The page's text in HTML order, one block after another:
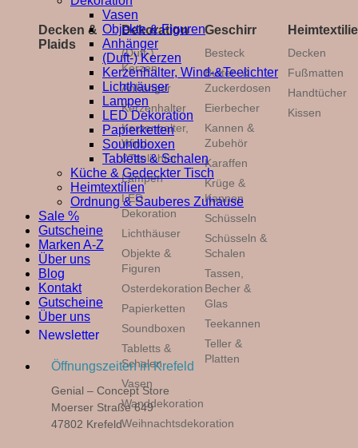
Decken &
Plaids
Dekoration
(Duft-)
Kerzen
Anhänger
Kerzenhalter
Kerzenhalter,
Wind-
&Teelichter
Lampen
LED
Dekoration
Lichthäuser
Objekte &
Figuren
Osterdekoration
Papierketten
Soundboxen
Tabletts &
Schalen
Vasen
Wanddekoration
Weihnachtsdekoration
Geschirr
Besteck
Butter- &
Zuckerdosen
Eierbecher
Kannen &
Zubehör
Karaffen
Krüge &
Kannen
Schüsseln
Schüsseln &
Schalen
Tassen,
Becher &
Glas
Teekannen
Teller &
Platten
Decken
Fußmatten
Handtücher
Kissen
Vasen
Objekte & Figuren
Anhänger
(Duft-) Kerzen
Kerzenhalter, Wind-&Teelichter
Lichthäuser
Lampen
LED Dekoration
Papierketten
Soundboxen
Tabletts & Schalen
Küche & Gedeckter Tisch
Heimtextilien
Ordnung & Sauberes Zuhause
Sale %
Gutscheine
Marken A-Z
Über uns
Blog
Kontakt
Gutscheine
Über uns
Newsletter
Öffnungszeiten in Krefeld
Genial – Concept Store
Moerser Straße 649
47802 Krefeld